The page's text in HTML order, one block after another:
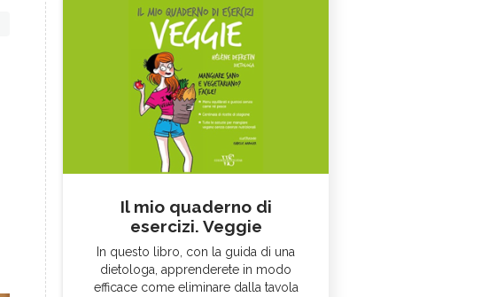
Il mio quaderno di
esercizi. Veggie
In questo libro, con la guida di una
dietologa, apprenderete in modo
efficace come eliminare dalla tavola